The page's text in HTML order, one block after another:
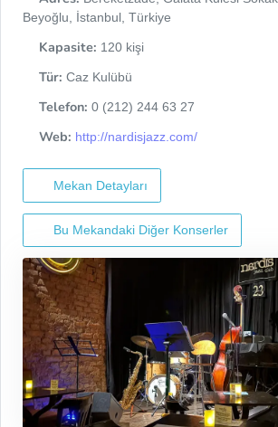
Beyoğlu, İstanbul, Türkiye
Kapasite: 120 kişi
Tür: Caz Kulübü
Telefon: 0 (212) 244 63 27
Web: http://nardisjazz.com/
Mekan Detayları
Bu Mekandaki Diğer Konserler